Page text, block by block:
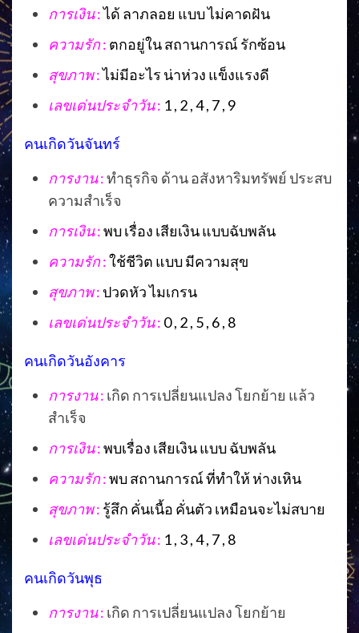
การเงิน:ได้ ลาภลอย แบบ ไม่คาดฝัน
ความรัก: ตกอยู่ใน สถานการณ์ รักซ้อน
สุขภาพ:ไม่มีอะไร น่าห่วง แข็งแรงดี
เลขเด่นประจำวัน: 1 , 2 , 4 , 7 , 9
คนเกิดวันจันทร์
การงาน:ทำธุรกิจ ด้าน อสังหาริมทรัพย์ ประสบ
ความสำเร็จ
การเงิน:พบ เรื่อง เสียเงิน แบบฉับพลัน
ความรัก:ใช้ชีวิต แบบ มีความสุข
สุขภาพ: ปวดหัว ไมเกรน
เลขเด่นประจำวัน: 0 , 2 , 5 , 6 , 8
คนเกิดวันอังคาร
การงาน: เกิด การเปลี่ยนแปลง โยกย้าย แล้ว
สำเร็จ
การเงิน:พบเรื่อง เสียเงิน แบบ ฉับพลัน
ความรัก:พบ สถานการณ์ ที่ทำให้ ห่างเหิน
สุขภาพ: รู้สึก คั่นเนื้อ คั่นตัว เหมือนจะไม่สบาย
เลขเด่นประจำวัน: 1 , 3 , 4 , 7 , 8
คนเกิดวันพุธ
การงาน: เกิด การเปลี่ยนแปลง โยกย้าย